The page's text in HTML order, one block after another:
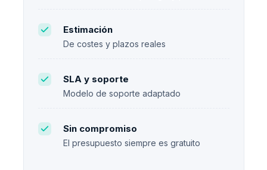
Estimación
De costes y plazos reales
SLA y soporte
Modelo de soporte adaptado
Sin compromiso
El presupuesto siempre es gratuito